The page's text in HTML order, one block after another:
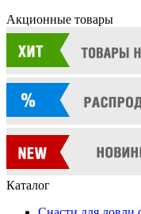
Акционные товары
Каталог